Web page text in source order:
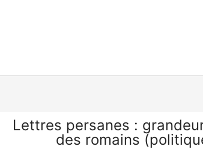
Lettres persanes :
des romains